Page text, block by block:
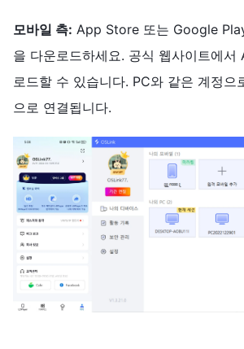
모바일 측: App Store 또는 Google
을 다운로드하세요. 공식 웹사이트에서
로드할 수 있습니다. PC와 같은 계정으
으로 연결됩니다.